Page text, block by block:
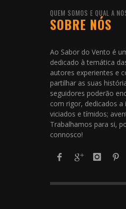
QUEM SOMOS E QUAL A
SOBRE NÓS
Ao Sabor do Vento é
dedicado à temática
autores experientes e
partilhar as suas
seguidores poderão
com rigor, dedicados a
viciados e tímidos;
Trabalhamos para si,
connosco!